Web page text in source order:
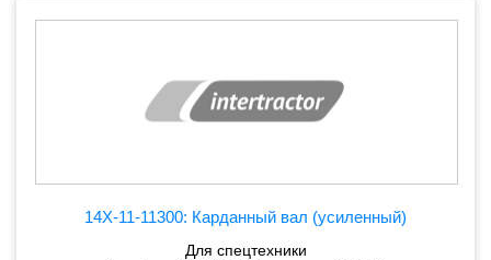
14X-11-11300: Карданный вал (усиленный)
Для спецтехники